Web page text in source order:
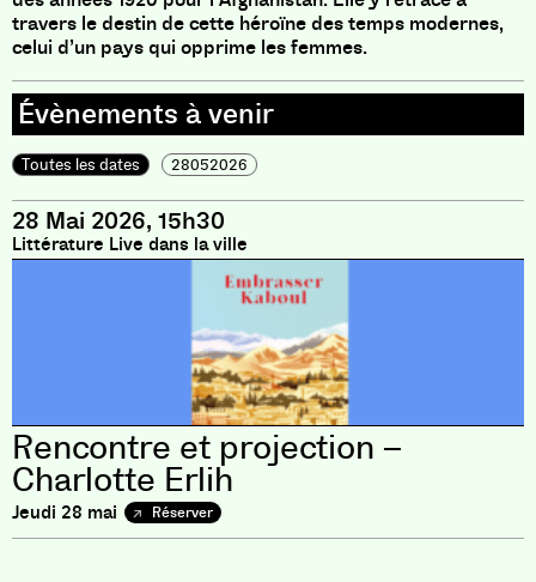
travers le destin de cette héroïne des temps modernes,
celui d’un pays qui opprime les femmes.
Toutes les dates 28052026
28 Mai 2026, 15h30
Littérature Live dans la ville
Rencontre et projection –
Charlotte Erlih
Jeudi 28 mai Réserver